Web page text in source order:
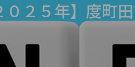
０２５年】度町